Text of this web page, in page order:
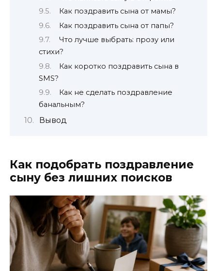
Как поздравить сына от мамы?
Как поздравить сына от папы?
Что лучше выбрать: прозу или
стихи?
Как коротко поздравить сына в
SMS?
Как не сделать поздравление
банальным?
Вывод
Как подобрать поздравление
сыну без лишних поисков